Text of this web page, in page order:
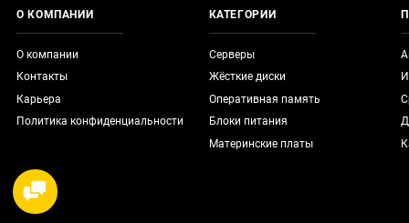
О КОМПАНИИ
О компании
Контакты
Карьера
Политика конфиденциальности
КАТЕГОРИИ
Серверы
Жёсткие диски
Оперативная память
Блоки питания
Материнские платы